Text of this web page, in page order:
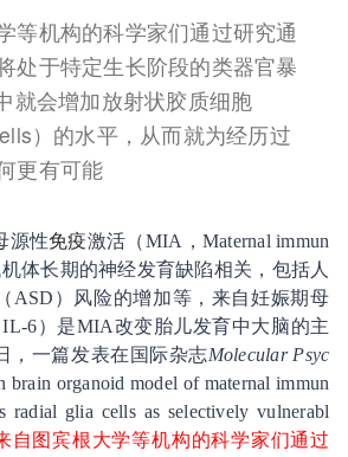
等机构的科学家们通过研究通
处于特定生长阶段的类器官暴
就会增加放射状胶质细胞
）的水平，从而就为经历过
更有可能
源性免疫激活（MIA，Maternal immun
体长期的神经发育缺陷相关，包括人
ASD）风险的增加等，来自妊娠期母
6）是MIA改变胎儿发育中大脑的主
，一篇发表在国际杂志Molecular Psyc
brain organoid model of maternal immun
radial glia cells as selectively vulnerabl
自图宾根大学等机构的科学家们通过